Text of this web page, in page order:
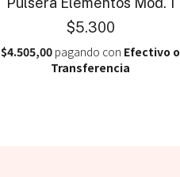
$5.300
$4.505,00 pagando con Efectivo o
Transferencia